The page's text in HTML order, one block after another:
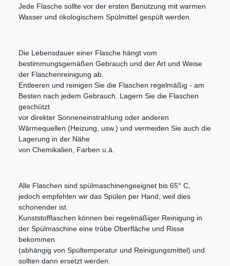
Jede Flasche sollte vor der ersten Benutzung mit warmen
Wasser und ökologischem Spülmittel gespült werden.
Die Lebensdauer einer Flasche hängt vom
bestimmungsgemäßen Gebrauch und der Art und Weise
der Flaschenreinigung ab.
Entleeren und reinigen Sie die Flaschen regelmäßig - am
Besten nach jedem Gebrauch. Lagern Sie die Flaschen
geschützt
vor direkter Sonneneinstrahlung oder anderen
Wärmequellen (Heizung, usw.) und vermeiden Sie auch die
Lagerung in der Nähe
von Chemikalien, Farben u.ä.
Alle Flaschen sind spülmaschinengeeignet bis 65° C,
jedoch empfehlen wir das Spülen per Hand, weil dies
schonender ist.
Kunststofflaschen können bei regelmäßiger Reinigung in
der Spülmaschine eine trübe Oberfläche und Risse
bekommen
(abhängig von Spültemperatur und Reinigungsmittel) und
sollten dann ersetzt werden.